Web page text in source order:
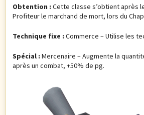
Obtention : Cette classe s’obtient après
Profiteur le marchand de mort, lors du
Technique fixe : Commerce – Utilise les
Spécial : Mercenaire – Augmente la
après un combat, +50% de pg.